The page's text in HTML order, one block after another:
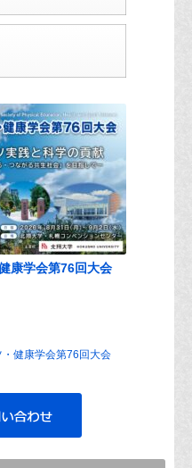
康学会第76回大会
・健康学会第76回大会